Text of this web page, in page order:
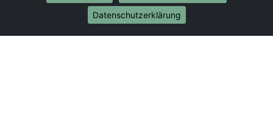
Internationale-Umzüge
Umzug von Darmstadt nach Brasilien
Datenschutzerklärung